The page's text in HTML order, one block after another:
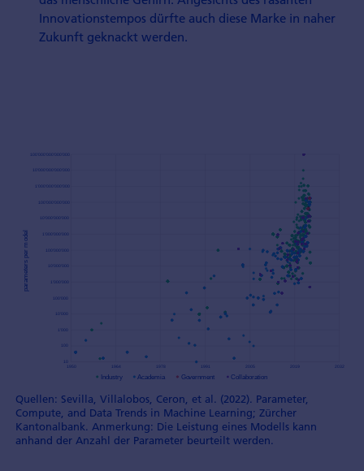
Innovationstempos dürfte auch diese Marke in naher
Zukunft geknackt werden.
Quellen: Sevilla, Villalobos, Ceron, et al. (2022). Parameter,
Compute, and Data Trends in Machine Learning; Zürcher
Kantonalbank. Anmerkung: Die Leistung eines Modells kann
anhand der Anzahl der Parameter beurteilt werden.